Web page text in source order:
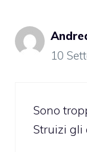
10
Sono
Struizi gli